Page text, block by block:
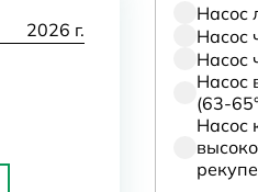
2026 г.
Насос
Насос
Насос
Насос
(63-
Насос